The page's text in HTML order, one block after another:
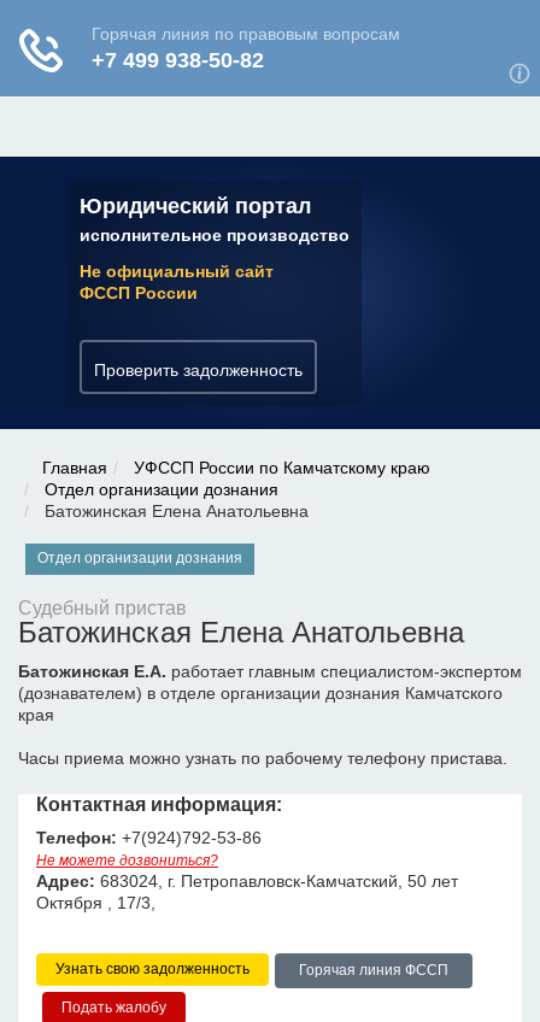
Юридический портал
исполнительное производство
Не официальный сайт
ФССП России
Проверить задолженность
✆ 7 (800) 350-22-64
Главная
УФССП России по Камчатскому краю
Отдел организации дознания
Батожинская Елена Анатольевна
Отдел организации дознания
Судебный пристав
Батожинская Елена Анатольевна
Батожинская Е.А. работает главным специалистом-экспертом
(дознавателем) в отделе организации дознания Камчатского
края
Часы приема можно узнать по рабочему телефону пристава.
Контактная информация:
Телефон: +7(924)792-53-86
Не можете дозвониться?
Адрес: 683024, г. Петропавловск-Камчатский, 50 лет
Октября , 17/3,
Узнать свою задолженность Горячая линия ФССП